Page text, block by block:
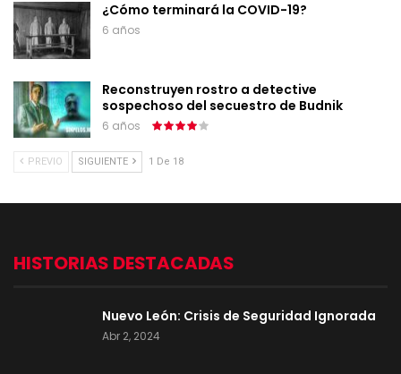
¿Cómo terminará la COVID-19?
6 años
Reconstruyen rostro a detective
sospechoso del secuestro de Budnik
6 años
PREVIO SIGUIENTE 1 De 18
HISTORIAS DESTACADAS
Nuevo León: Crisis de Seguridad Ignorada
Abr 2, 2024